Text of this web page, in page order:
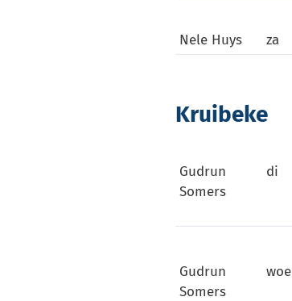
Nele Huys za
Kruibeke
Gudrun
Somers
di
Gudrun
Somers
woe